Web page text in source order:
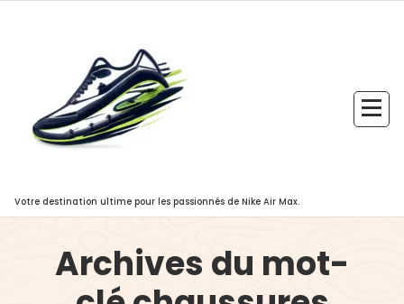
Votre destination ultime pour les passionnés de Nike Air Max.
Archives du mot-